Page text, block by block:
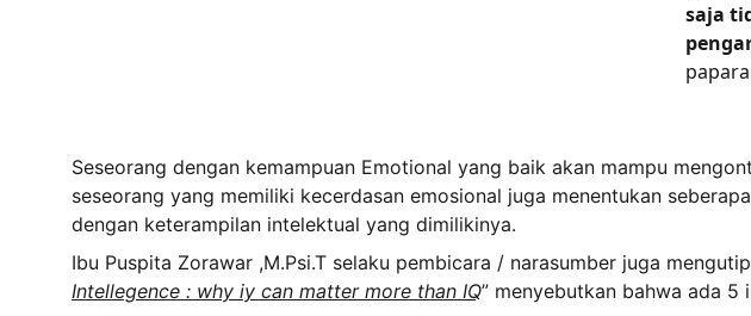
saja
Seseorang dengan kemampuan Emotional yang baik akan mampu
seseorang yang memiliki kecerdasan emosional juga menentukan
dengan keterampilan intelektual yang dimilikinya.
Ibu Puspita Zorawar ,M.Psi.T selaku pembicara / narasumber juga
Intellegence : why iy can matter more than IQ” menyebutkan bahwa ada